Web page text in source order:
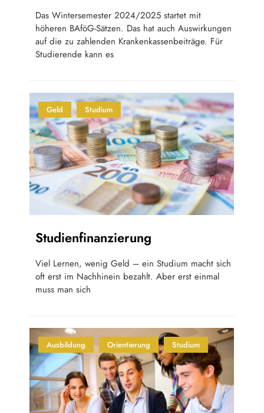
Das Wintersemester 2024/2025 startet mit
höheren BAföG-Sätzen. Das hat auch Auswirkungen
auf die zu zahlenden Krankenkassenbeiträge. Für
Studierende kann es
Geld Studium
Studienfinanzierung
Viel Lernen, wenig Geld – ein Studium macht sich
oft erst im Nachhinein bezahlt. Aber erst einmal
muss man sich
Ausbildung Orientierung Studium